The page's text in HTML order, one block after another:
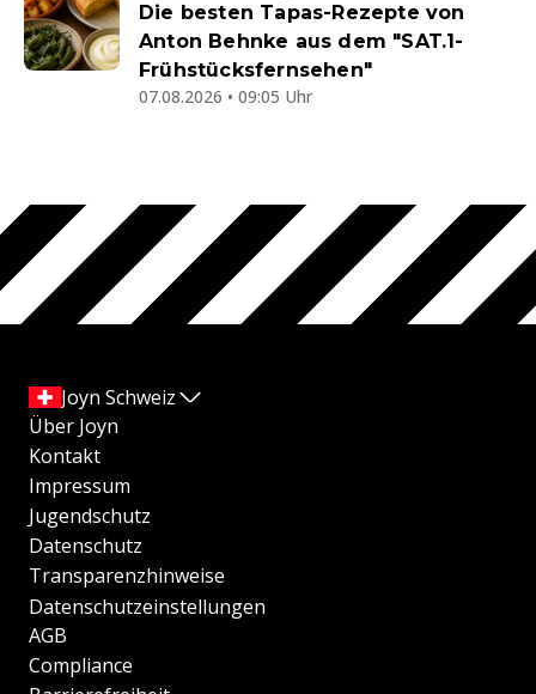
Die besten Tapas-Rezepte von
Anton Behnke aus dem "SAT.1-
Frühstücksfernsehen"
07.08.2026 • 09:05 Uhr
Joyn Schweiz
Über Joyn
Kontakt
Impressum
Jugendschutz
Datenschutz
Transparenzhinweise
Datenschutzeinstellungen
AGB
Compliance